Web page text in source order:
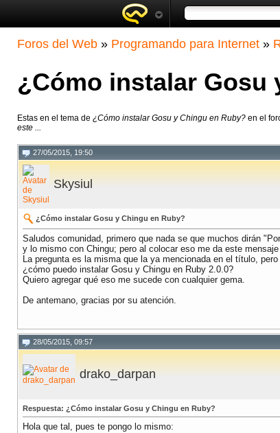
Foros del Web » Programando para Internet »
¿Cómo instalar Gosu
Estas en el tema de ¿Cómo instalar Gosu y Chingu en Ruby? en el
este ...
27/05/2015, 19:50
Skysiul
¿Cómo instalar Gosu y Chingu en Ruby?
Saludos comunidad, primero que nada se que muchos dirán
y lo mismo con Chingu; pero al colocar eso me da este
La pregunta es la misma que la ya mencionada en el título,
¿cómo puedo instalar Gosu y Chingu en Ruby 2.0.0?
Quiero agregar qué eso me sucede con cualquier gema.
De antemano, gracias por su atención.
28/05/2015, 09:57
drako_darpan
Respuesta: ¿Cómo instalar Gosu y Chingu en Ruby?
Hola que tal, pues te pongo lo mismo: